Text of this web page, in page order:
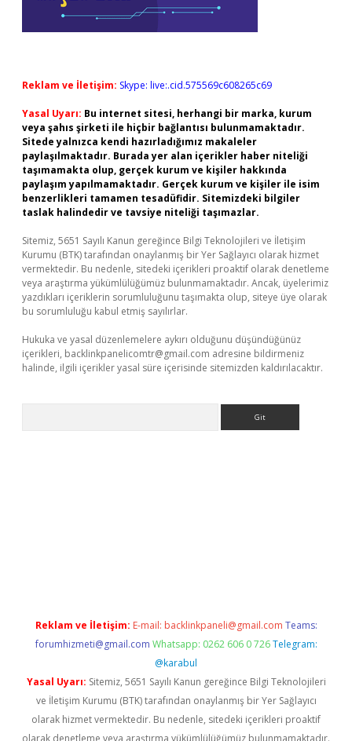
Reklam ve İletişim: Skype: live:.cid.575569c608265c69
Yasal Uyarı: Bu internet sitesi, herhangi bir marka, kurum
veya şahıs şirketi ile hiçbir bağlantısı bulunmamaktadır.
Sitede yalnızca kendi hazırladığımız makaleler
paylaşılmaktadır. Burada yer alan içerikler haber niteliği
taşımamakta olup, gerçek kurum ve kişiler hakkında
paylaşım yapılmamaktadır. Gerçek kurum ve kişiler ile isim
benzerlikleri tamamen tesadüfidir. Sitemizdeki bilgiler
taslak halindedir ve tavsiye niteliği taşımazlar.
Sitemiz, 5651 Sayılı Kanun gereğince Bilgi Teknolojileri ve İletişim
Kurumu (BTK) tarafından onaylanmış bir Yer Sağlayıcı olarak hizmet
vermektedir. Bu nedenle, sitedeki içerikleri proaktif olarak denetleme
veya araştırma yükümlülüğümüz bulunmamaktadır. Ancak, üyelerimiz
yazdıkları içeriklerin sorumluluğunu taşımakta olup, siteye üye olarak
bu sorumluluğu kabul etmiş sayılırlar.
Hukuka ve yasal düzenlemelere aykırı olduğunu düşündüğünüz
içerikleri, backlinkpanelicomtr@gmail.com adresine bildirmeniz
halinde, ilgili içerikler yasal süre içerisinde sitemizden kaldırılacaktır.
Reklam ve İletişim: E-mail: backlinkpaneli@gmail.com Teams:
forumhizmeti@gmail.com Whatsapp: 0262 606 0 726 Telegram:
@karabul
Yasal Uyarı: Sitemiz, 5651 Sayılı Kanun gereğince Bilgi Teknolojileri
ve İletişim Kurumu (BTK) tarafından onaylanmış bir Yer Sağlayıcı
olarak hizmet vermektedir. Bu nedenle, sitedeki içerikleri proaktif
olarak denetleme veya araştırma yükümlülüğümüz bulunmamaktadır.